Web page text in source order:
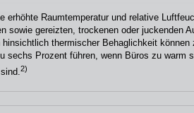
erhöhte Raumtemperatur und relative
sowie gereizten, trockenen oder juckenden
hinsichtlich thermischer Behaglichkeit können
sechs Prozent führen, wenn Büros zu warm
2)